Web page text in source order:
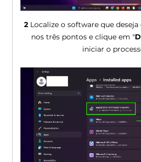
2 Localize o software que
nos três pontos e clique em "
iniciar o